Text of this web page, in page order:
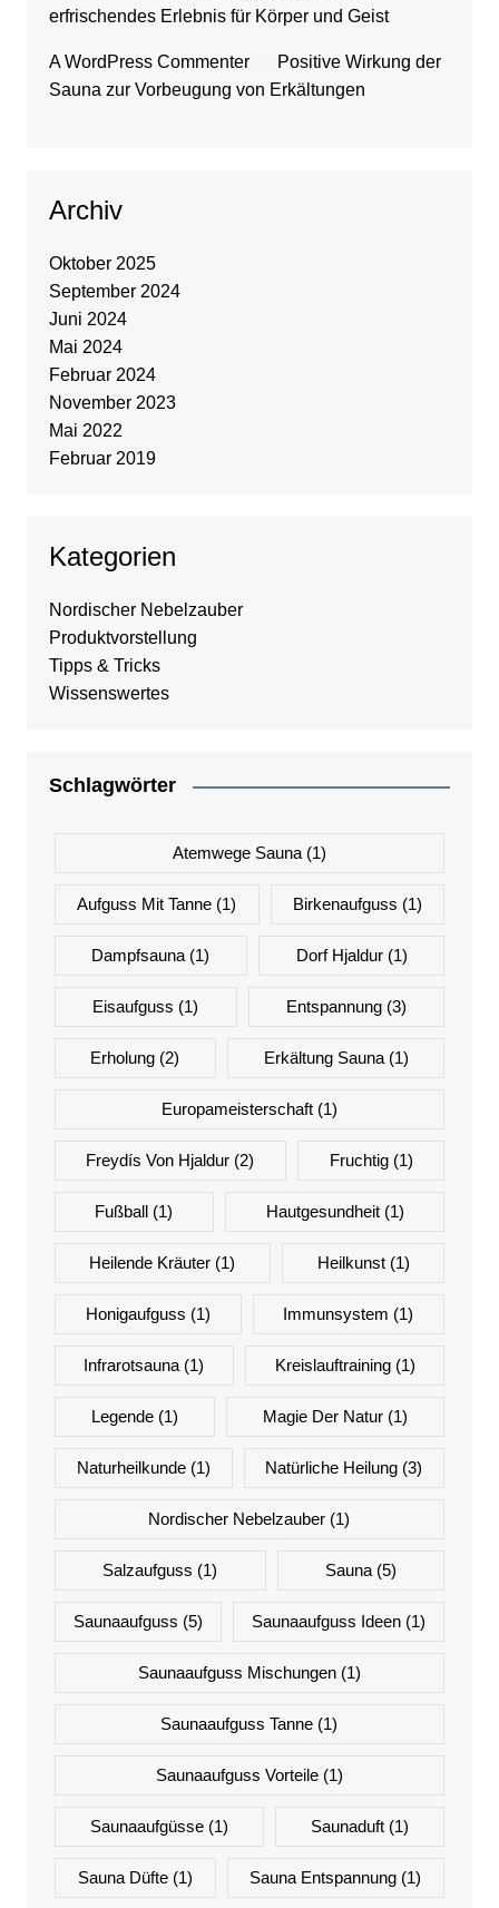
erfrischendes Erlebnis für Körper und Geist
A WordPress Commenterzu
Positive Wirkung der
Sauna zur Vorbeugung von Erkältungen
Archiv
Oktober 2025
September 2024
Juni 2024
Mai 2024
Februar 2024
November 2023
Mai 2022
Februar 2019
Kategorien
Nordischer Nebelzauber
Produktvorstellung
Tipps & Tricks
Wissenswertes
Schlagwörter
Atemwege Sauna(1)
Aufguss Mit Tanne (1) Birkenaufguss (1)
Dampfsauna (1) Dorf Hjaldur(1)
Eisaufguss (1) Entspannung(3)
Erholung (2) Erkältung Sauna(1)
Europameisterschaft(1)
Freydís Von Hjaldur (2) Fruchtig(1)
Fußball (1) Hautgesundheit(1)
Heilende Kräuter (1) Heilkunst(1)
Honigaufguss (1) Immunsystem (1)
Infrarotsauna (1) Kreislauftraining(1)
Legende(1) Magie Der Natur (1)
Naturheilkunde(1) Natürliche Heilung (3)
Nordischer Nebelzauber (1)
Salzaufguss (1) Sauna(5)
Saunaaufguss (5) Saunaaufguss Ideen (1)
Saunaaufguss Mischungen(1)
Saunaaufguss Tanne (1)
Saunaaufguss Vorteile(1)
Saunaaufgüsse(1) Saunaduft (1)
Sauna Düfte(1) Sauna Entspannung (1)